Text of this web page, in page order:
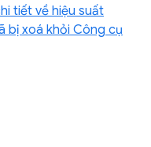
tiết về hiệu suất
bị xoá khỏi Công cụ